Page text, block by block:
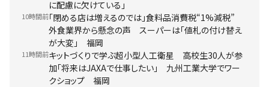
に配慮に欠けている」
10時間前「閉める店は増えるのでは」食料品消費税“1%減税”
外食業界から懸念の声 スーパーは「値札の付け替え
が大変」 福岡
11時間前キットづくりで学ぶ超小型人工衛星 高校生30人が参
加「将来はJAXAで仕事したい」 九州工業大学でワー
クショップ 福岡